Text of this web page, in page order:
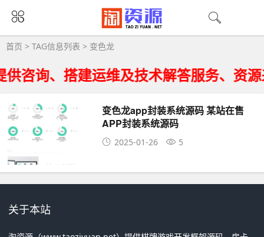
变色龙大全 - 变色龙相关资源下载
首页 > TAG信息列表 > 变色龙
供咨询、搭建运维及技术解答服务、资
变色龙app封装系统源码 某站在售
APP封装系统源码
2025-01-26 5
关于本站